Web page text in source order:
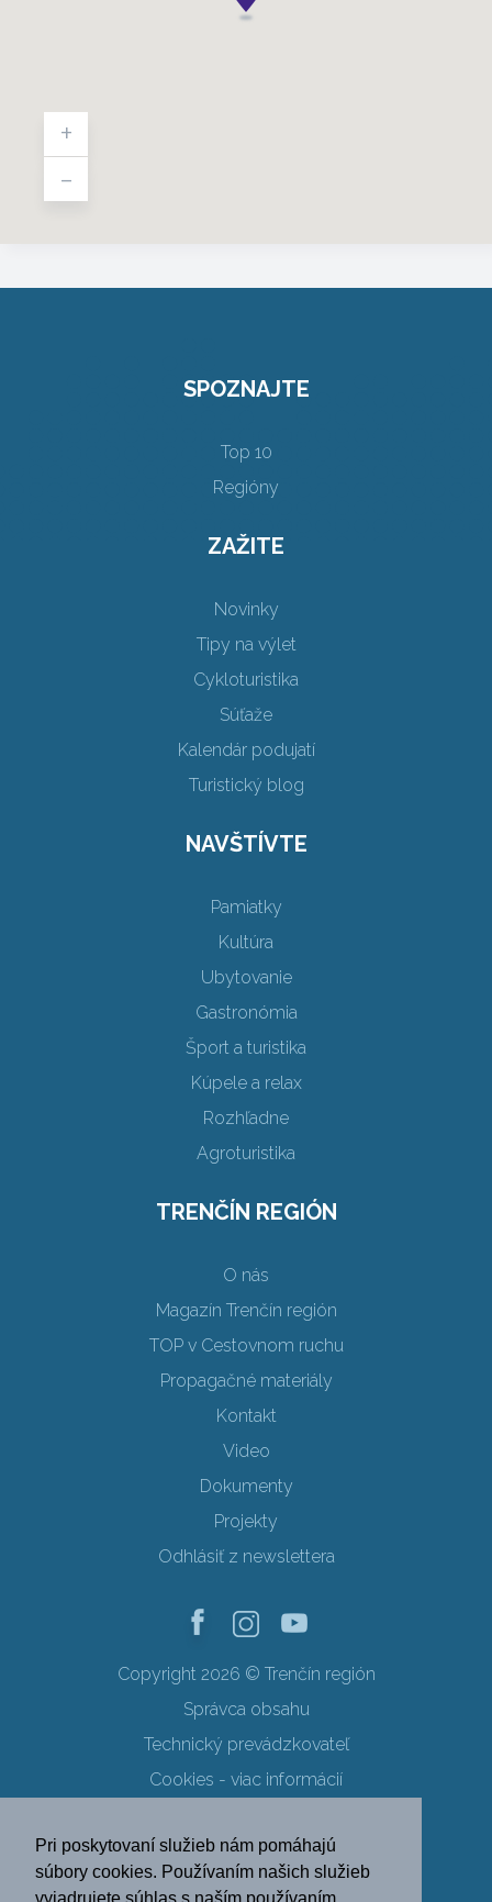
Pri poskytovaní služieb nám pomáhajú
súbory cookies. Používaním našich služieb
+
-
SPOZNAJTE
Top 10
Regióny
ZAŽITE
Novinky
Tipy na výlet
Cykloturistika
Súťaže
Kalendár podujatí
Turistický blog
NAVŠTÍVTE
Pamiatky
Kultúra
Ubytovanie
Gastronómia
Šport a turistika
Kúpele a relax
Rozhľadne
Agroturistika
TRENČÍN REGIÓN
O nás
Magazín Trenčín región
TOP v Cestovnom ruchu
Propagačné materiály
Kontakt
Video
Dokumenty
Projekty
Odhlásiť z newslettera
Copyright 2026 © Trenčín región
Správca obsahu
Technický prevádzkovateľ
Cookies - viac informácií
Ochrana osobných údajov